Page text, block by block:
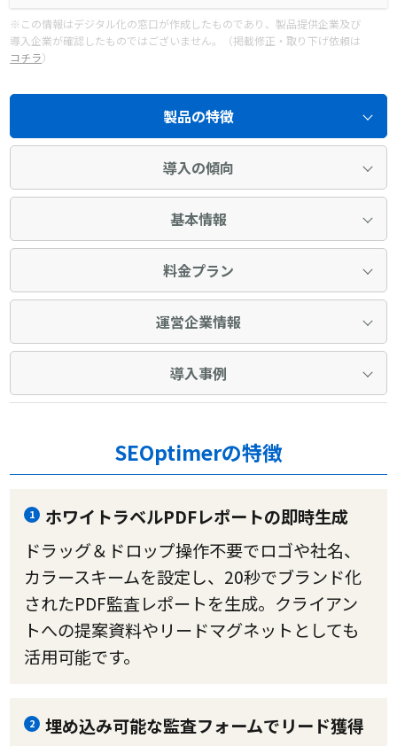
※この情報はデジタル化の窓口が作成したものであり、製品提供企業及び
導入企業が確認したものではございません。（掲載修正・取り下げ依頼は
コチラ）
製品の特徴
導入の傾向
基本情報
料金プラン
運営企業情報
導入事例
SEOptimerの特徴
1
ホワイトラベルPDFレポートの即時生成
ドラッグ＆ドロップ操作不要でロゴや社名、
カラースキームを設定し、20秒でブランド化
されたPDF監査レポートを生成。クライアン
トへの提案資料やリードマグネットとしても
活用可能です。
2
埋め込み可能な監査フォームでリード獲得